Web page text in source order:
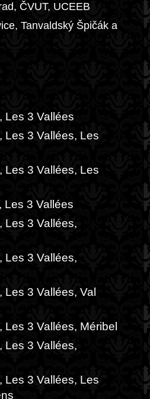
ČVUT, UCEEB
Tanvaldský Špičák a
Les 3 Vallées
Les 3 Vallées, Les
Les 3 Vallées, Les
Les 3 Vallées
Les 3 Vallées,
Les 3 Vallées,
3 Vallées, Val
3 Vallées, Méribel
Les 3 Vallées,
Les 3 Vallées, Les